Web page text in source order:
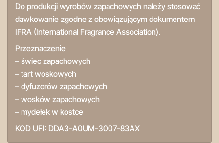
Do produkcji wyrobów zapachowych należy stosować
dawkowanie zgodne z obowiązującym dokumentem
IFRA (International Fragrance Association).
Przeznaczenie
– świec zapachowych
– tart woskowych
– dyfuzorów zapachowych
– wosków zapachowych
– mydełek w kostce
KOD UFI: DDA3-A0UM-3007-83AX